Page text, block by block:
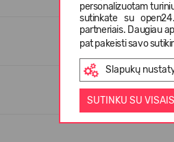
personalizuotam
sutinkate su
partneriais. Daugiau
pat pakeisti savo
Slapukų
SUTINKU SU